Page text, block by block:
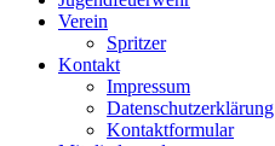
Verein
Spritzer
Kontakt
Impressum
Datenschutzerklärung
Kontaktformular